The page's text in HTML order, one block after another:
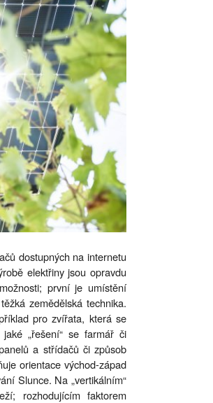
dostupných na internetu
elektřiny jsou opravdu
první je umístění
zemědělská technika.
pro zvířata, která se
„řešení“ se farmář či
a střídačů či způsob
orientace východ-západ
Slunce. Na „vertikálním“
rozhodujícím faktorem